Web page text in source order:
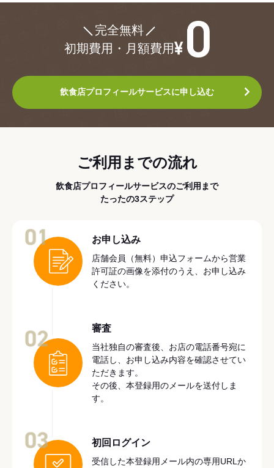
完全無料
初期費用・月額費用
飲食店プロフィールサービスに申し込む
ご利用までの流れ
飲食店プロフィールサービスのご利用まで
たったの3ステップ
お申し込み
店舗会員（無料）申込フォームから営業
許可証の画像を添付のうえ、お申し込み
ください。
審査
当社独自の審査後、お店の電話番号宛に
電話し、お申し込み内容を確認させてい
ただきます。
その後、本登録用のメールを送付しま
す。
初回ログイン
受信した本登録用メール内の専用URLか